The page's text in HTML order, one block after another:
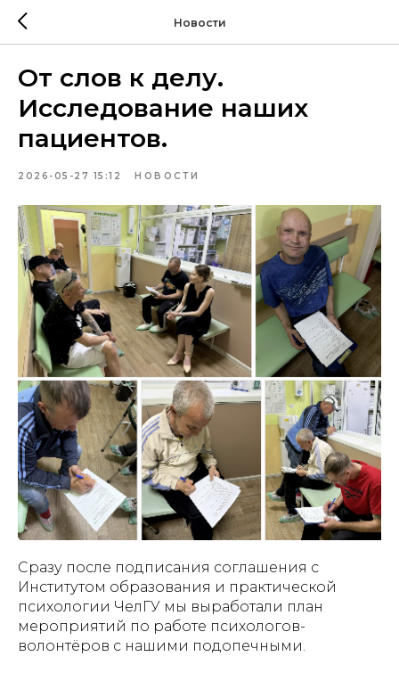
Новости
От слов к делу.
Исследование наших
пациентов.
2026-05-27 15:12 НОВОСТИ
Сразу после подписания соглашения с
Институтом образования и практической
психологии ЧелГУ мы выработали план
мероприятий по работе психологов-
волонтёров с нашими подопечными.